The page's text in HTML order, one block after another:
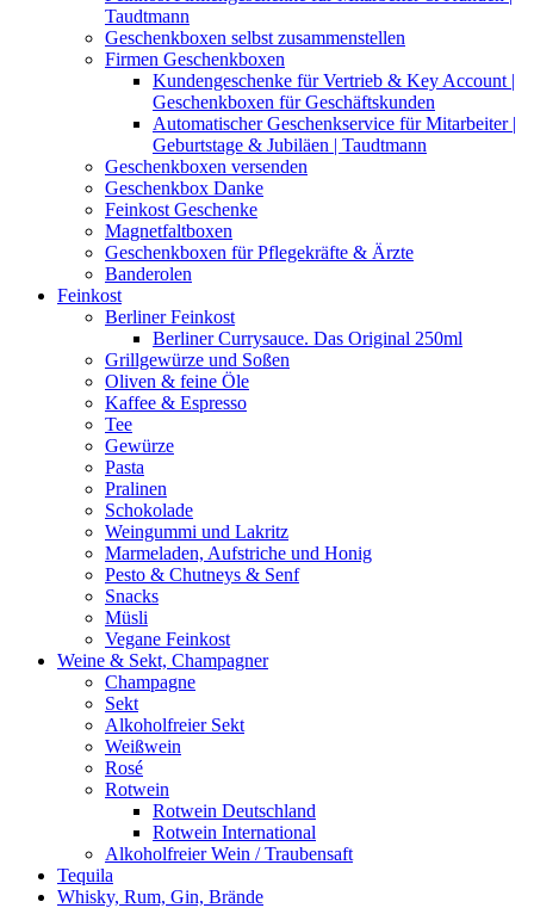
Taudtmann
Geschenkboxen selbst zusammenstellen
Firmen Geschenkboxen
Kundengeschenke für Vertrieb & Key Account |
Geschenkboxen für Geschäftskunden
Automatischer Geschenkservice für Mitarbeiter |
Geburtstage & Jubiläen | Taudtmann
Geschenkboxen versenden
Geschenkbox Danke
Feinkost Geschenke
Magnetfaltboxen
Geschenkboxen für Pflegekräfte & Ärzte
Banderolen
Feinkost
Berliner Feinkost
Berliner Currysauce. Das Original 250ml
Grillgewürze und Soßen
Oliven & feine Öle
Kaffee & Espresso
Tee
Gewürze
Pasta
Pralinen
Schokolade
Weingummi und Lakritz
Marmeladen, Aufstriche und Honig
Pesto & Chutneys & Senf
Snacks
Müsli
Vegane Feinkost
Weine & Sekt, Champagner
Champagne
Sekt
Alkoholfreier Sekt
Weißwein
Rosé
Rotwein
Rotwein Deutschland
Rotwein International
Alkoholfreier Wein / Traubensaft
Tequila
Whisky, Rum, Gin, Brände